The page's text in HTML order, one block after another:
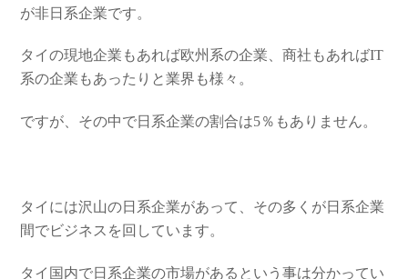
が非日系企業です。
タイの現地企業もあれば欧州系の企業、商社もあればIT
系の企業もあったりと業界も様々。
ですが、その中で日系企業の割合は5％もありません。
タイには沢山の日系企業があって、その多くが日系企業
間でビジネスを回しています。
タイ国内で日系企業の市場があるという事は分かってい